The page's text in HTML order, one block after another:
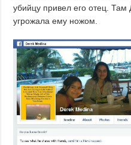
убийцу привел его отец. Там
угрожала ему ножом.